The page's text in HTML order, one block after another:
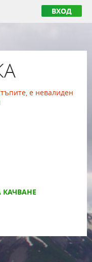
ВХОД
е невалиден